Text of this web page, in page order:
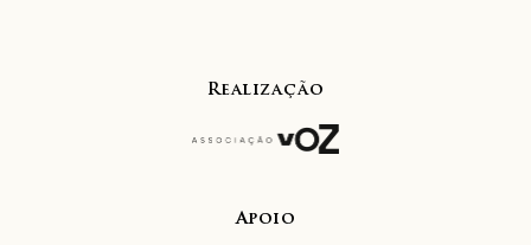
Realização
Apoio